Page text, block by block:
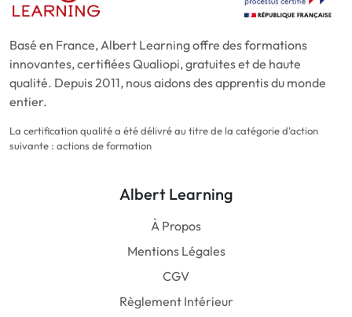
Basé en France, Albert Learning offre des formations
innovantes, certifiées Qualiopi, gratuites et de haute
qualité. Depuis 2011, nous aidons des apprentis du monde
entier.
La certification qualité a été délivré au titre de la catégorie d'action
suivante : actions de formation
Albert Learning
À Propos
Mentions Légales
CGV
Règlement Intérieur